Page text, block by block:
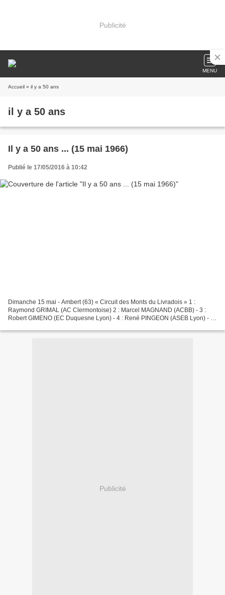
Publicité
MENU
Accueil » il y a 50 ans
il y a 50 ans
Il y a 50 ans ... (15 mai 1966)
Publié le 17/05/2016 à 10:42
Dimanche 15 mai - Ambert (63) « Circuit des Monts du Livradois » 1 :
Raymond GRIMAL (AC Clermontoise) 2 : Marcel MAGNAND (ACBB) - 3 :
Robert GIMENO (EC Duquesne Lyon) - 4 : René PINGEON (ASEB Lyon) - 5 :
Publicité